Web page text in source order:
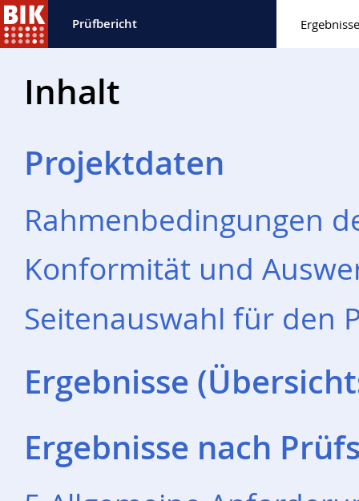
Prüfbericht
Inhalt
Projektdaten
Rahmenbedingungen
Konformität und
Seitenauswahl für den
Ergebnisse
Ergebnisse nach